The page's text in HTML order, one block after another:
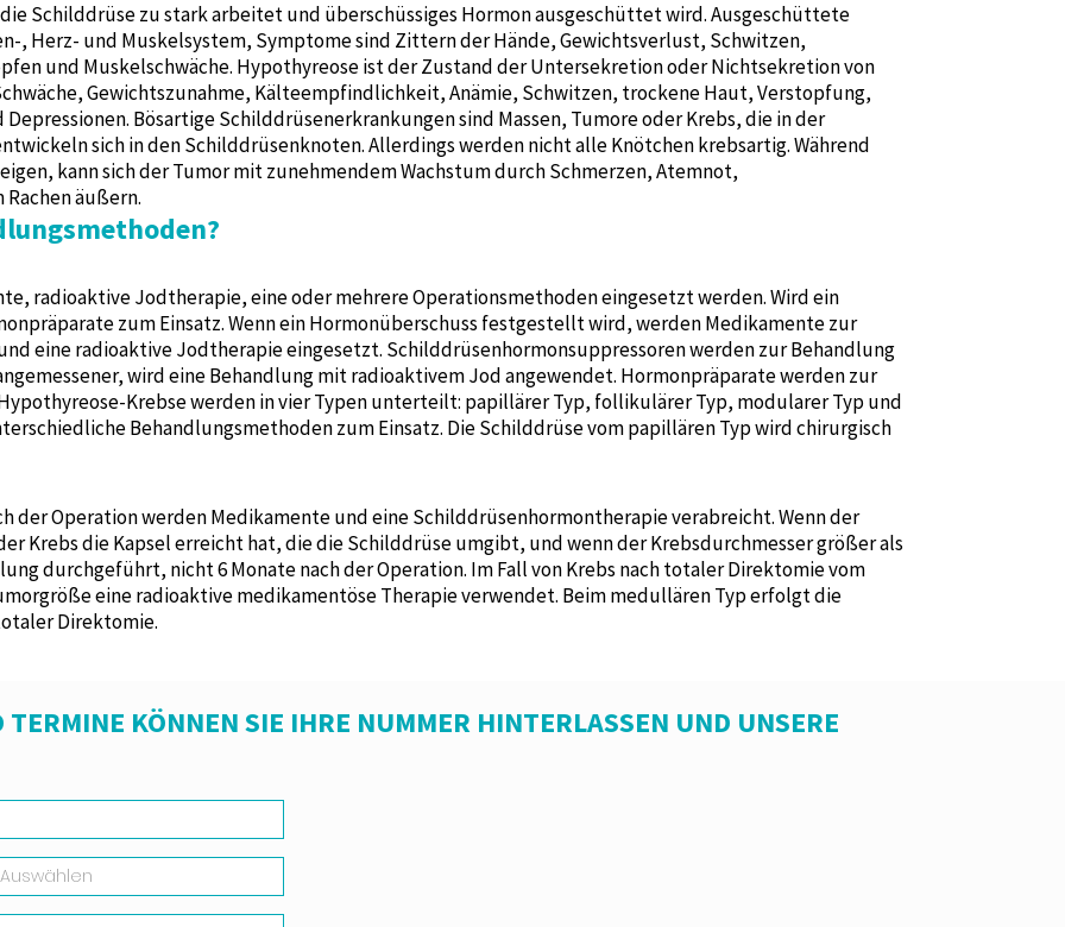
Schilddrüse zu stark arbeitet und überschüssiges Hormon ausgeschüttet wird. Ausgeschüttete
, Herz- und Muskelsystem, Symptome sind Zittern der Hände, Gewichtsverlust, Schwitzen,
und Muskelschwäche. Hypothyreose ist der Zustand der Untersekretion oder Nichtsekretion von
Gewichtszunahme, Kälteempfindlichkeit, Anämie, Schwitzen, trockene Haut, Verstopfung,
Bösartige Schilddrüsenerkrankungen sind Massen, Tumore oder Krebs, die in der
sich in den Schilddrüsenknoten. Allerdings werden nicht alle Knötchen krebsartig. Während
kann sich der Tumor mit zunehmendem Wachstum durch Schmerzen, Atemnot,
äußern.
radioaktive Jodtherapie, eine oder mehrere Operationsmethoden eingesetzt werden. Wird ein
zum Einsatz. Wenn ein Hormonüberschuss festgestellt wird, werden Medikamente zur
eine radioaktive Jodtherapie eingesetzt. Schilddrüsenhormonsuppressoren werden zur Behandlung
wird eine Behandlung mit radioaktivem Jod angewendet. Hormonpräparate werden zur
Krebse werden in vier Typen unterteilt: papillärer Typ, follikulärer Typ, modularer Typ und
Behandlungsmethoden zum Einsatz. Die Schilddrüse vom papillären Typ wird chirurgisch
der Operation werden Medikamente und eine Schilddrüsenhormontherapie verabreicht. Wenn der
Krebs die Kapsel erreicht hat, die die Schilddrüse umgibt, und wenn der Krebsdurchmesser größer als
durchgeführt, nicht 6 Monate nach der Operation. Im Fall von Krebs nach totaler Direktomie vom
eine radioaktive medikamentöse Therapie verwendet. Beim medullären Typ erfolgt die
Direktomie.
KÖNNEN SIE IHRE NUMMER HINTERLASSEN UND UNSERE